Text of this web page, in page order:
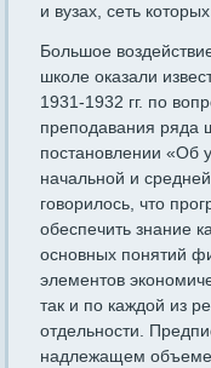
и вузах, сеть
Большое
школе оказали
1931-1932 гг. по
преподавания ряда
постановлении «Об
начальной и
говорилось, что
обеспечить знание
основных понятий
элементов
так и по каждой из
отдельности.
надлежащем объеме